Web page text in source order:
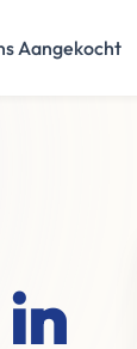
Aangekocht